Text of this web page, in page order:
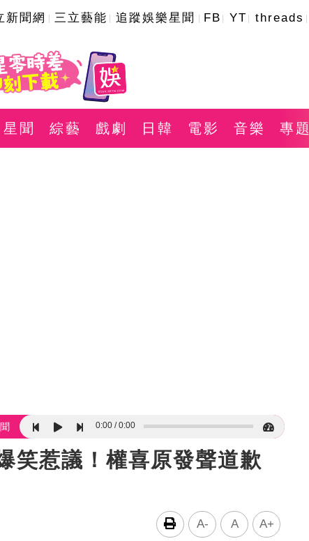
新聞網 三立藝能 追蹤娛樂星聞 FB YT threads
星聞 綜藝 戲劇 日韓 電影 音樂 專題
0:00 0:00
笑惹議！權喜原發聲道歉
A- A A+